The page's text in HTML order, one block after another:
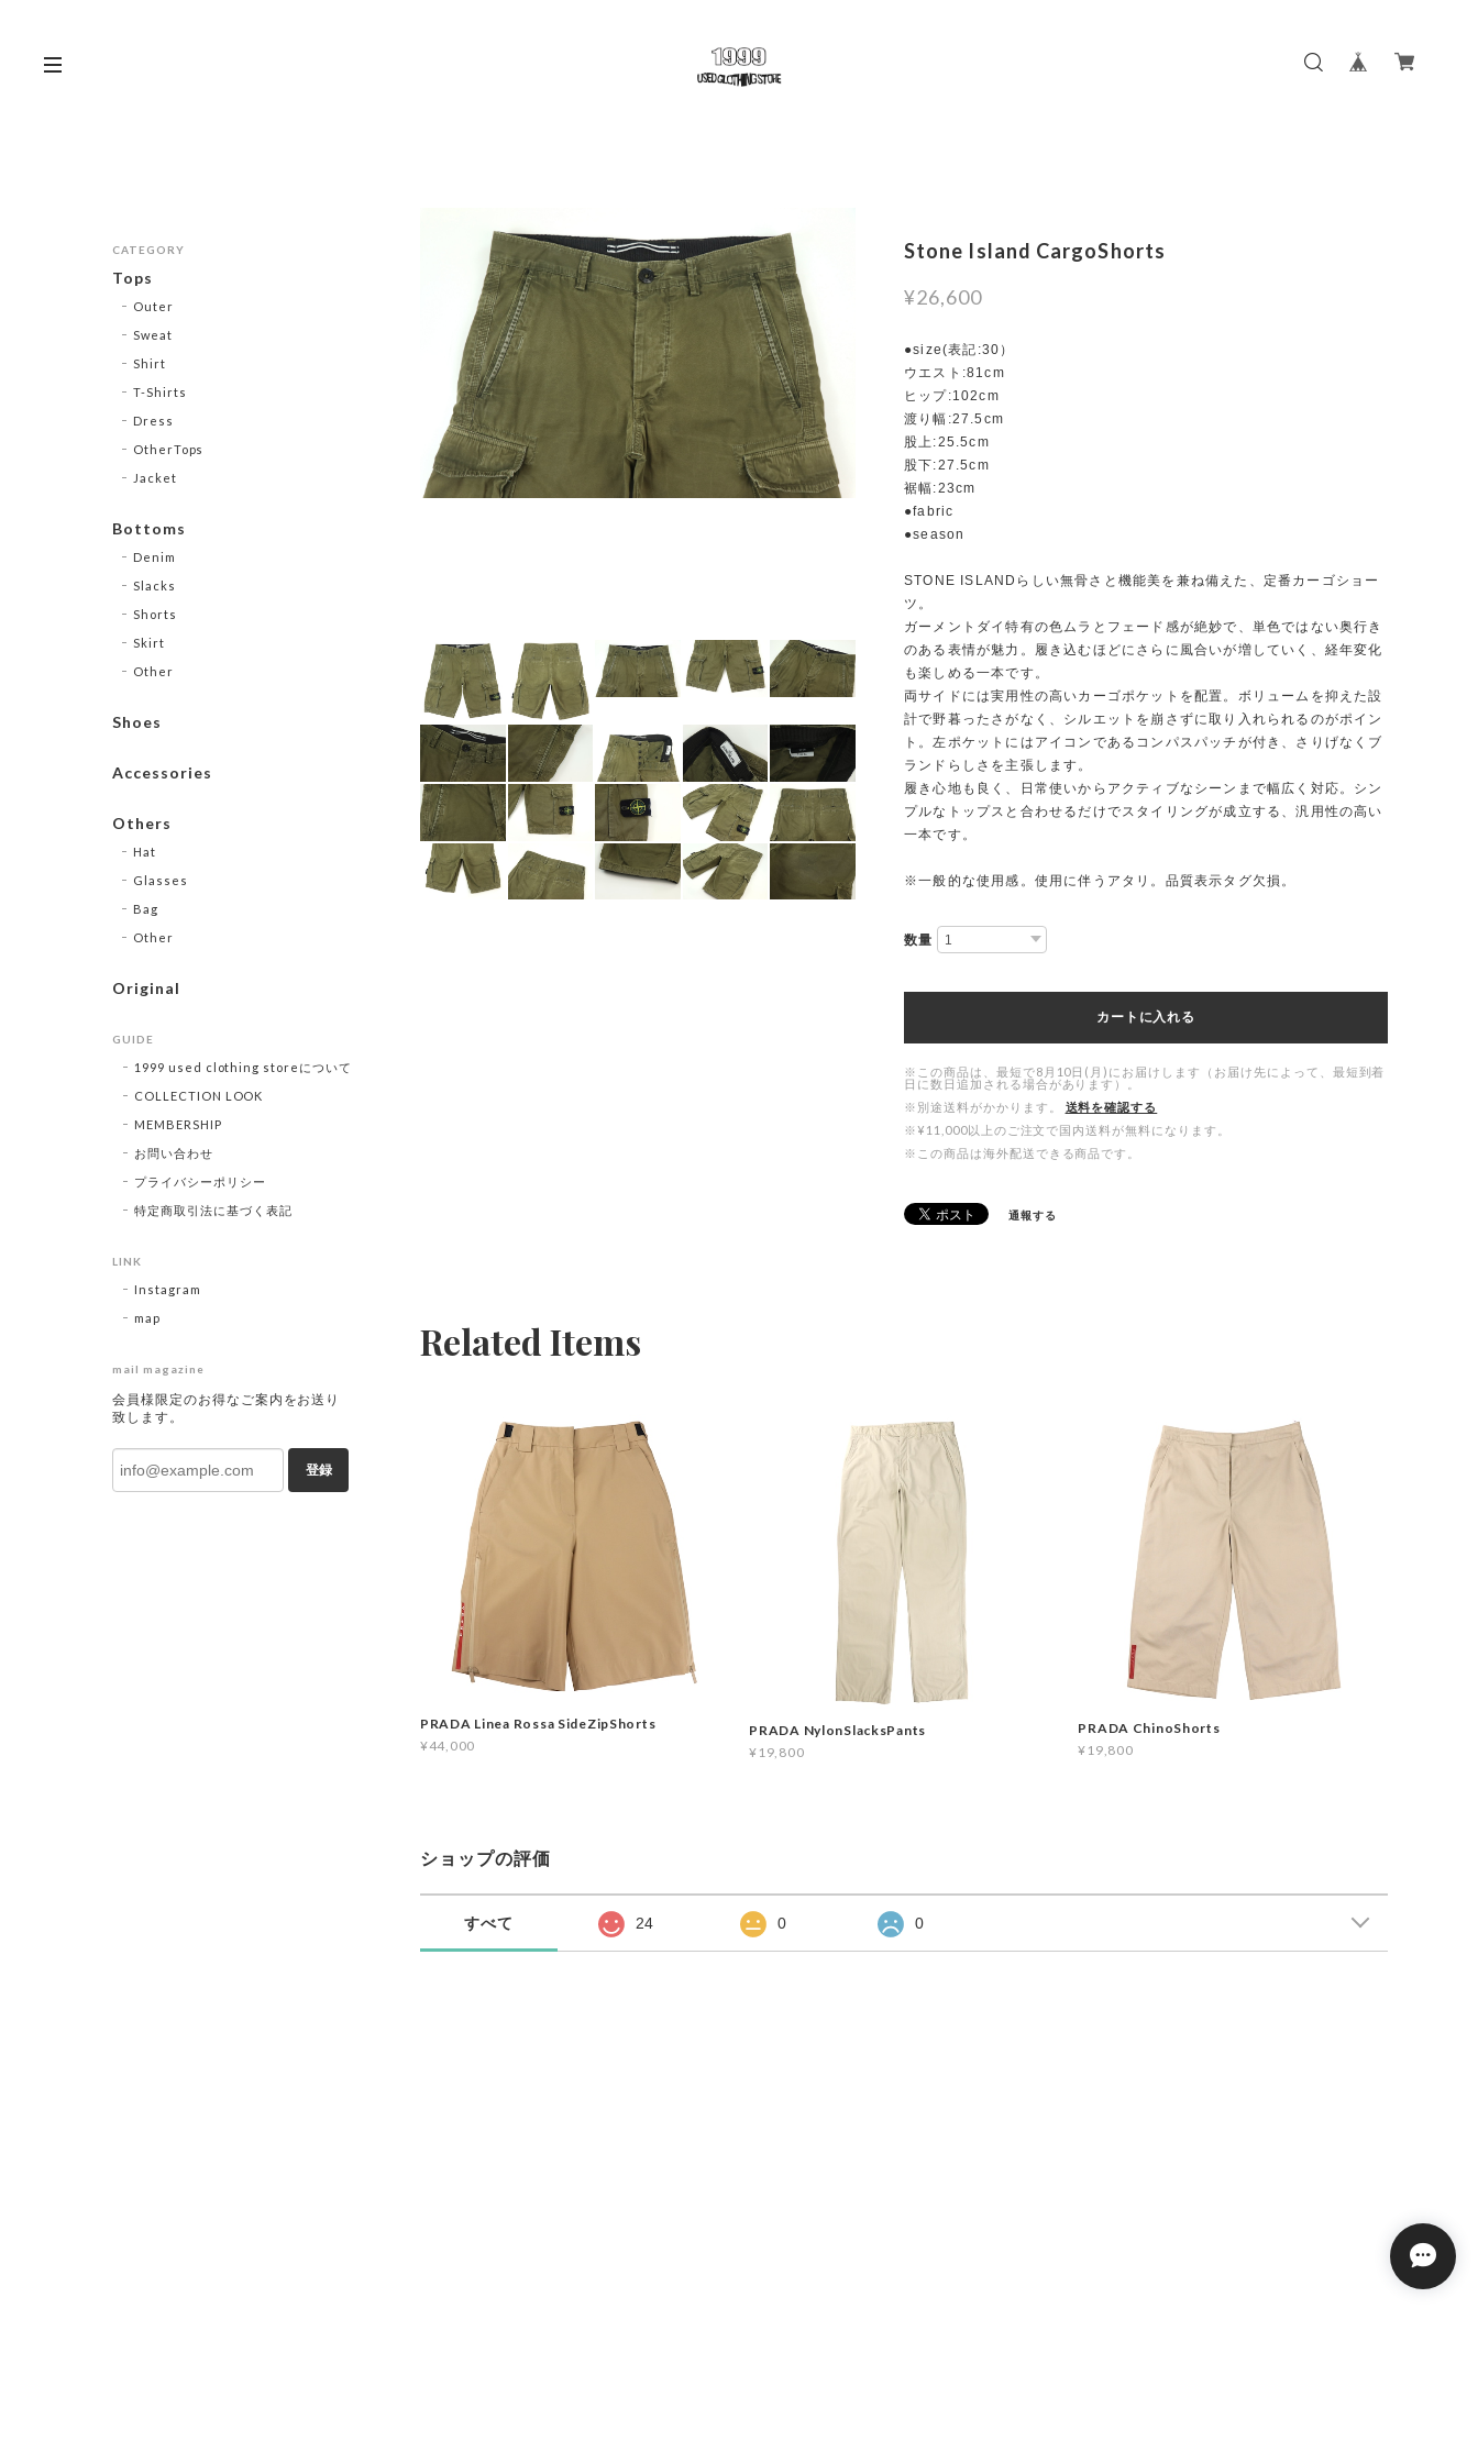
Stone Island CargoShorts
¥26,600
●size(表記:30）
ウエスト:81cm
ヒップ:102cm
渡り幅:27.5cm
股上:25.5cm
股下:27.5cm
裾幅:23cm
●fabric
●season
STONE ISLANDらしい無骨さと機能美を兼ね備えた、定番カーゴショー
ツ。
ガーメントダイ特有の色ムラとフェード感が絶妙で、単色ではない奥行き
のある表情が魅力。履き込むほどにさらに風合いが増していく、経年変化
も楽しめる一本です。
両サイドには実用性の高いカーゴポケットを配置。ボリュームを抑えた設
計で野暮ったさがなく、シルエットを崩さずに取り入れられるのがポイン
ト。左ポケットにはアイコンであるコンパスパッチが付き、さりげなくブ
ランドらしさを主張します。
履き心地も良く、日常使いからアクティブなシーンまで幅広く対応。シン
プルなトップスと合わせるだけでスタイリングが成立する、汎用性の高い
一本です。
※一般的な使用感。使用に伴うアタリ。品質表示タグ欠損。
数量
カートに入れる
※この商品は、最短で8月10日(月)にお届けします（お届け先によって、最短到着
日に数日追加される場合があります）。
※別途送料がかかります。
送料を確認する
※¥11,000以上のご注文で国内送料が無料になります。
※この商品は海外配送できる商品です。
通報する
Related Items
PRADA Linea Rossa SideZipShorts
¥44,000
PRADA NylonSlacksPants
¥19,800
PRADA ChinoShorts
¥19,800
ショップの評価
すべて 24 0 0
CATEGORY
Tops
Outer
Sweat
Shirt
T-Shirts
Dress
OtherTops
Jacket
Bottoms
Denim
Slacks
Shorts
Skirt
Other
Shoes
Accessories
Others
Hat
Glasses
Bag
Other
Original
GUIDE
1999 used clothing storeについて
COLLECTION LOOK
MEMBERSHIP
お問い合わせ
プライバシーポリシー
特定商取引法に基づく表記
LINK
Instagram
map
mail magazine
会員様限定のお得なご案内をお送り
致します。
登録